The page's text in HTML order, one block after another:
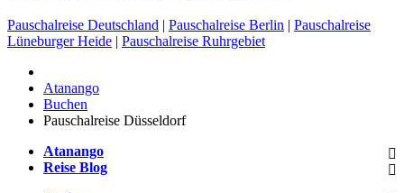
Pauschalreise Deutschland | Pauschalreise Berlin | Pauschalreise
Lüneburger Heide | Pauschalreise Ruhrgebiet
Atanango
Buchen
Pauschalreise Düsseldorf
Atanango
Reise Blog